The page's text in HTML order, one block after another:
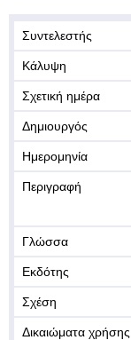
Συντελεστής
Κάλυψη
Σχετική ημέρα
Δημιουργός
Ημερομηνία
Περιγραφή
Γλώσσα
Εκδότης
Σχέση
Δικαιώματα χρήσης